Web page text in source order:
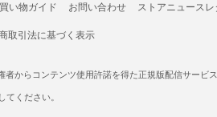
い物ガイド お問い合わせ ストアニュースレ
取引法に基づく表示
からコンテンツ使用許諾を得た正規版配信サービ
てください。